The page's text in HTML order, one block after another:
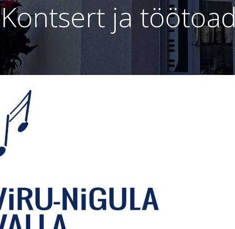
Kontsert ja töötoad